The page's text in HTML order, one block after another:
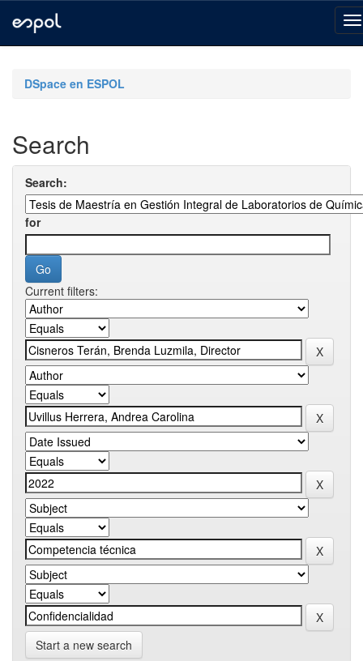
navigationDSpace en ESPOL
Search
Search:
for
Current filters:
Start a new search